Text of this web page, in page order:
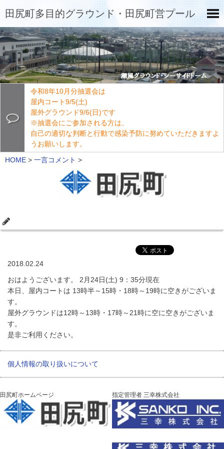
田尻町多目的グラウンド・田尻町営プール
令和8年10月分抽選会は
屋内コート9/5(土)
屋外グラウンド9/6(日)です
※抽選会にご参加される方は、
自己の適切な判断と行動で感染予防に努めていただきますよ
うお願いします。
HOME > 一言コメント >
2018.02.24
おはようございます。 2月24日(土) 9：35分現在
本日、屋内コートは 13時半～15時・18時～19時に空きがございま
す。
屋外グラウンドは12時～13時・17時～21時に空に空きがございま
す。
是非ご利用ください。
個人情報の取り扱いについて
田尻町ホームページ 指定管理者 三幸株式会社